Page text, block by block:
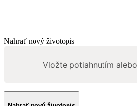
Nahrať nový životopis
Vložte potiahnutím alebo